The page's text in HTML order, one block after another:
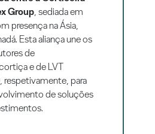
Group, sediada em
presença na Ásia,
Esta aliança une os
de
e de LVT
respetivamente, para
de soluções